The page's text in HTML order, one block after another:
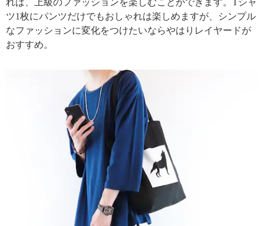
れば、上級のファッションを楽しむことができます。Tシャ
ツ1枚にパンツだけでもおしゃれは楽しめますが、シンプル
なファッションに変化をつけたいならやはりレイヤードが
おすすめ。